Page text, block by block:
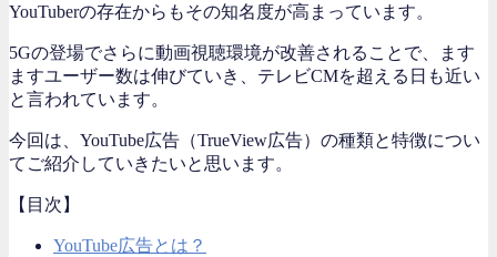
YouTuberの存在からもその知名度が高まっています。
5Gの登場でさらに動画視聴環境が改善されることで、ます
ますユーザー数は伸びていき、テレビCMを超える日も近い
と言われています。
今回は、YouTube広告（TrueView広告）の種類と特徴につい
てご紹介していきたいと思います。
【目次】
YouTube広告とは？